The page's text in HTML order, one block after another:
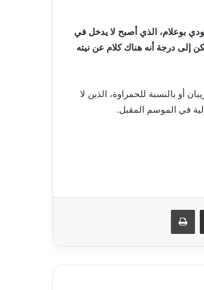
بوعلام، الذي أصبح لا يدخل في
إلى درجة أنه هناك كلام عن نيته
أو بالنسبة للحمراوة، الذين لا
في الموسم المقبل.
مشاركة عبر البريد